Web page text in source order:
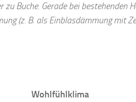
Buche. Gerade bei bestehenden
(z. B. als Einblasdämmung mit
Wohlfühlklima